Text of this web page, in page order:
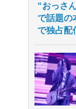
“おっさ
で話題の
で独占配